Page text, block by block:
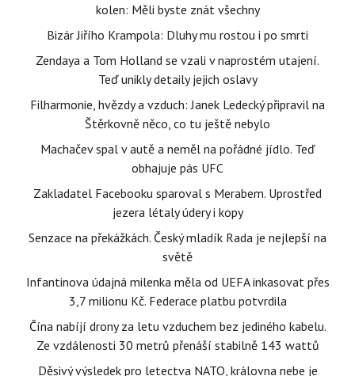
kolen: Měli byste znát všechny
Bizár Jiřího Krampola: Dluhy mu rostou i po smrti
Zendaya a Tom Holland se vzali v naprostém utajení.
Teď unikly detaily jejich oslavy
Filharmonie, hvězdy a vzduch: Janek Ledecký připravil na
Štěrkovně něco, co tu ještě nebylo
Machačev spal v autě a neměl na pořádné jídlo. Teď
obhajuje pás UFC
Zakladatel Facebooku sparoval s Merabem. Uprostřed
jezera létaly údery i kopy
Senzace na překážkách. Český mladík Rada je nejlepší na
světě
Infantinova údajná milenka měla od UEFA inkasovat přes
3,7 milionu Kč. Federace platbu potvrdila
Čína nabíjí drony za letu vzduchem bez jediného kabelu.
Ze vzdálenosti 30 metrů přenáší stabilně 143 wattů
Děsivý výsledek pro letectva NATO, královna nebe je